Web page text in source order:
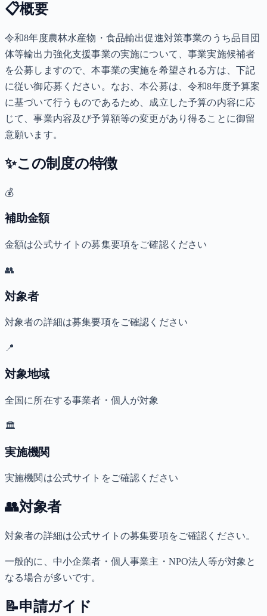
📋概要
令和8年度農林水産物・食品輸出促進対策事業のうち品目団
体等輸出力強化支援事業の実施について、事業実施候補者
を公募しますので、本事業の実施を希望される方は、下記
に従い御応募ください。なお、本公募は、令和8年度予算案
に基づいて行うものであるため、成立した予算の内容に応
じて、事業内容及び予算額等の変更があり得ることに御留
意願います。
✨この制度の特徴
💰
補助金額
金額は公式サイトの募集要項をご確認ください
👥
対象者
対象者の詳細は募集要項をご確認ください
📍
対象地域
全国に所在する事業者・個人が対象
🏛️
実施機関
実施機関は公式サイトをご確認ください
👥対象者
対象者の詳細は公式サイトの募集要項をご確認ください。
一般的に、中小企業者・個人事業主・NPO法人等が対象と
なる場合が多いです。
📝申請ガイド